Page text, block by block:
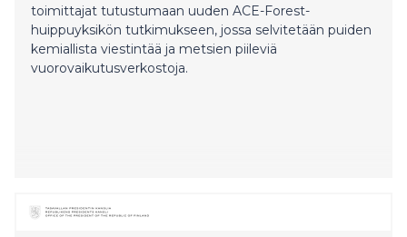
toimittajat tutustumaan uuden ACE-Forest-
huippuyksikön tutkimukseen, jossa selvitetään puiden
kemiallista viestintää ja metsien piileviä
vuorovaikutusverkostoja.